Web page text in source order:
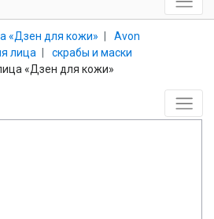
«Дзен для кожи»
Avon
лица
скрабы и маски
«Дзен для кожи»